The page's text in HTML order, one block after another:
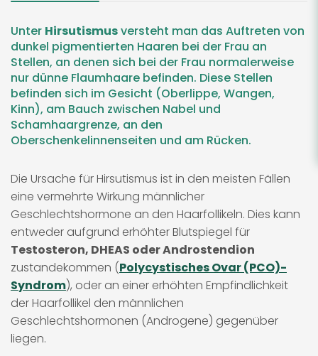
Unter Hirsutismusversteht man das Auftreten von
dunkel pigmentierten Haaren bei der Frau an
Stellen, an denen sich bei der Frau normalerweise
nur dünne Flaumhaare befinden. Diese Stellen
befinden sich im Gesicht (Oberlippe, Wangen,
Kinn), am Bauch zwischen Nabel und
Schamhaargrenze, an den
Oberschenkelinnenseiten und am Rücken.
Die Ursache für Hirsutismus ist in den meisten Fällen
eine vermehrte Wirkung männlicher
Geschlechtshormone an den Haarfollikeln. Dies kann
entweder aufgrund erhöhter Blutspiegel für
Testosteron, DHEAS oder Androstendion
zustandekommen (Polycystisches Ovar (PCO)-
Syndrom), oder an einer erhöhten Empfindlichkeit
der Haarfollikel den männlichen
Geschlechtshormonen (Androgene) gegenüber
liegen.